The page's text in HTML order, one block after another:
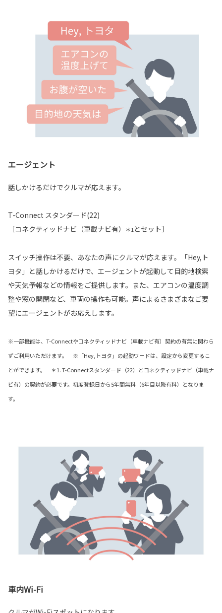
エージェント
話しかけるだけでクルマが応えます。
T-Connect スタンダード(22)
［コネクティッドナビ（車載ナビ有）
＊1とセット］
スイッチ操作は不要、あなたの声にクルマが応えます。「Hey,ト
ヨタ」と話しかけるだけで、エージェントが起動して目的地検索
や天気予報などの情報をご提供します。また、エアコンの温度調
整や窓の開閉など、車両の操作も可能。声によるさまざまなご要
望にエージェントがお応えします。
※一部機能は、T-Connectやコネクティッドナビ（車載ナビ有）契約の有無に関わら
ずご利用いただけます。 ※「Hey,トヨタ」の起動ワードは、設定から変更するこ
とができます。 ＊1. T-Connectスタンダード（22）とコネクティッドナビ（車載ナ
ビ有）の契約が必要です。初度登録日から5年間無料（6年目以降有料）となりま
す。
車内Wi-Fi